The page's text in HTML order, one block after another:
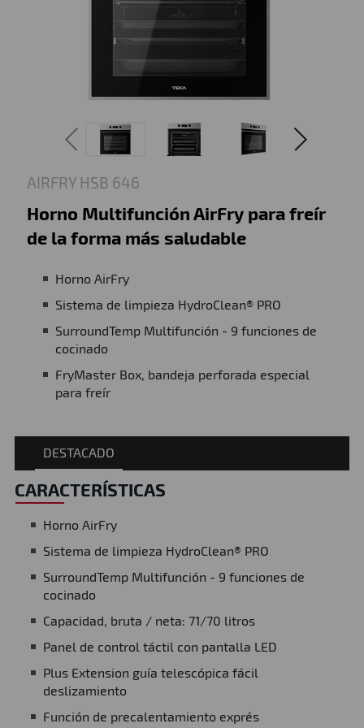
AIRFRY HSB 646
Horno Multifunción AirFry para freír
de la forma más saludable
Horno AirFry
Sistema de limpieza HydroClean® PRO
SurroundTemp Multifunción - 9 funciones de
cocinado
FryMaster Box, bandeja perforada especial
para freír
DESTACADO
CARACTERÍSTICAS
Horno AirFry
Sistema de limpieza HydroClean® PRO
SurroundTemp Multifunción - 9 funciones de
cocinado
Capacidad, bruta / neta: 71/70 litros
Panel de control táctil con pantalla LED
Plus Extension guía telescópica fácil
deslizamiento
Función de precalentamiento exprés